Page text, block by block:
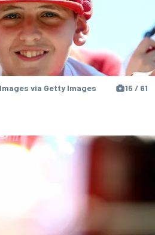
via Getty Images 15 / 61